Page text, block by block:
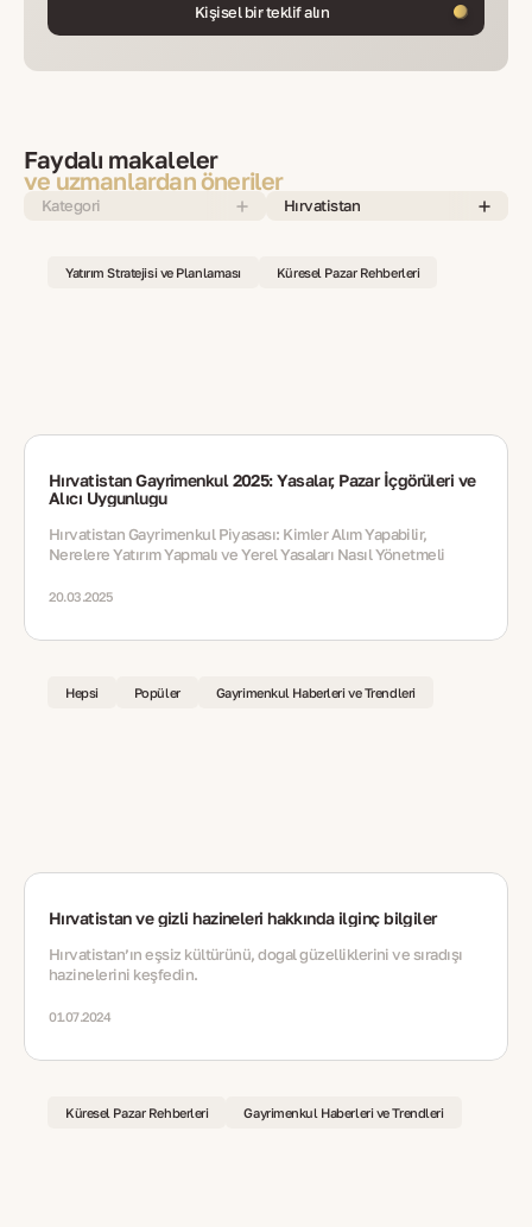
Kişisel bir teklif alın
Faydalı makaleler
ve uzmanlardan öneriler
Kategori Hırvatistan
Yatırım Stratejisi ve Planlaması Küresel Pazar Rehberleri
Hırvatistan Gayrimenkul 2025: Yasalar, Pazar İçgörüleri ve
Alıcı Uygunluğu
Hırvatistan Gayrimenkul Piyasası: Kimler Alım Yapabilir,
Nerelere Yatırım Yapmalı ve Yerel Yasaları Nasıl Yönetmeli
20.03.2025
Hepsi Popüler Gayrimenkul Haberleri ve Trendleri
Hırvatistan ve gizli hazineleri hakkında ilginç bilgiler
Hırvatistan’ın eşsiz kültürünü, doğal güzelliklerini ve sıradışı
hazinelerini keşfedin.
01.07.2024
Küresel Pazar Rehberleri Gayrimenkul Haberleri ve Trendleri